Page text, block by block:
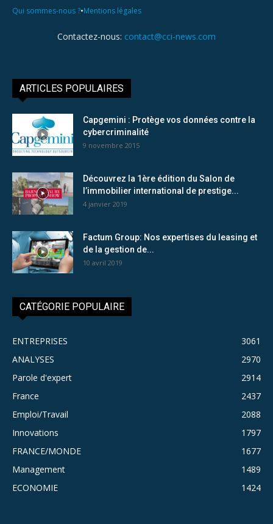
Qui sommes-nous ?•Mentions légales
Contactez-nous: contact@cci-news.com
ARTICLES POPULAIRES
Capgemini : Protège vos données contre la
cybercriminalité
9 novembre 2015
Découvrez la 1ère édition du Salon de
l’immobilier international de prestige...
4 janvier 2019
Factum Group: Nos expertises du leasing et
de la gestion de...
10 avril 2019
CATÉGORIE POPULAIRE
ENTREPRISES
3061
ANALYSES
2970
Parole d'expert
2914
France
2437
Emploi/Travail
2088
Innovations
1797
FRANCE/MONDE
1677
Management
1489
ECONOMIE
1424